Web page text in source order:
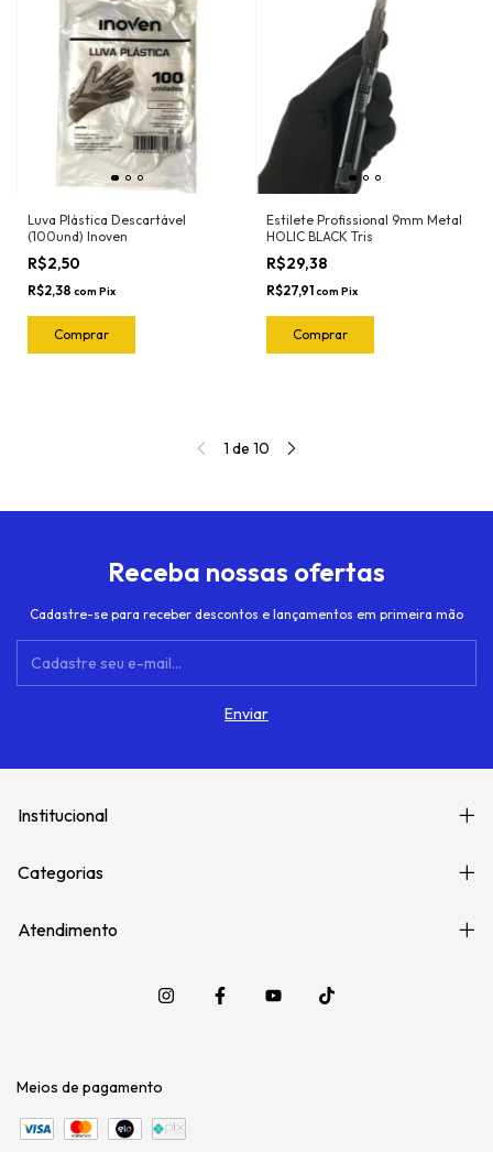
Luva Plástica Descartável
(100und) Inoven
R$2,50
R$2,38 com Pix
Estilete Profissional 9mm Metal
HOLIC BLACK Tris
R$29,38
R$27,91com Pix
1 de 10
Receba nossas ofertas
Cadastre-se para receber descontos e lançamentos em primeira mão
Institucional
Categorias
Atendimento
Meios de pagamento